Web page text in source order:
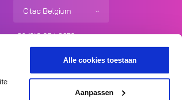
Alle cookies toestaan
Aanpassen
Ctac Belgium
+32 (0)3 354 0979
info@ctac.be